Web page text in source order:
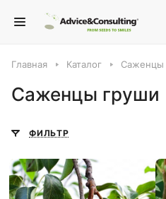
Главная Каталог Саженцы
Саженцы груши
ФИЛЬТР